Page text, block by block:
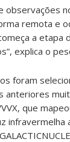
observações
remota e
a etapa
explica o
foram
anteriores
que
infravermelha